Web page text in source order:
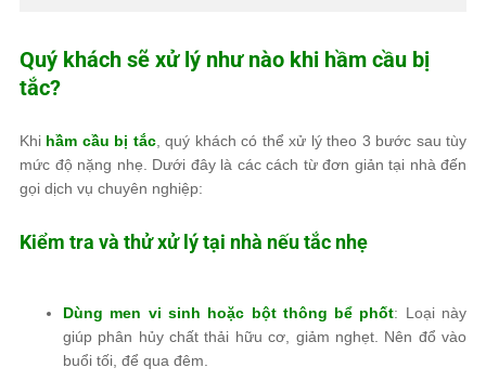
Quý khách sẽ xử lý như nào khi hầm cầu bị
tắc?
Khi hầm cầu bị tắc, quý khách có thể xử lý theo 3 bước sau tùy
mức độ nặng nhẹ. Dưới đây là các cách từ đơn giản tại nhà đến
gọi dịch vụ chuyên nghiệp:
Kiểm tra và thử xử lý tại nhà nếu tắc nhẹ
Dùng men vi sinh hoặc bột thông bể phốt: Loại này
giúp phân hủy chất thải hữu cơ, giảm nghẹt. Nên đổ vào
buổi tối, để qua đêm.